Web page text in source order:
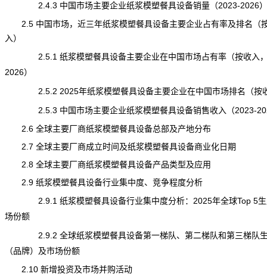
2.4.3 中国市场主要企业纸浆模塑餐具设备销量（2023-2026）
2.5 中国市场，近三年纸浆模塑餐具设备主要企业占有率及排名（
入）
2.5.1 纸浆模塑餐具设备主要企业在中国市场占有率（按收入
2026）
2.5.2 2025年纸浆模塑餐具设备主要企业在中国市场排名（按
2.5.3 中国市场主要企业纸浆模塑餐具设备销售收入（2023-
2.6 全球主要厂商纸浆模塑餐具设备总部及产地分布
2.7 全球主要厂商成立时间及纸浆模塑餐具设备商业化日期
2.8 全球主要厂商纸浆模塑餐具设备产品类型及应用
2.9 纸浆模塑餐具设备行业集中度、竞争程度分析
2.9.1 纸浆模塑餐具设备行业集中度分析：2025年全球Top 5生
场份额
2.9.2 全球纸浆模塑餐具设备第一梯队、第二梯队和第三梯队
（品牌）及市场份额
2.10 新增投资及市场并购活动